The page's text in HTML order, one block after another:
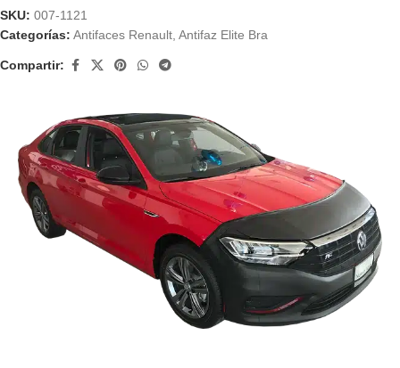
SKU: 007-1121
Categorías: Antifaces Renault Antifaz Elite Bra
Compartir: